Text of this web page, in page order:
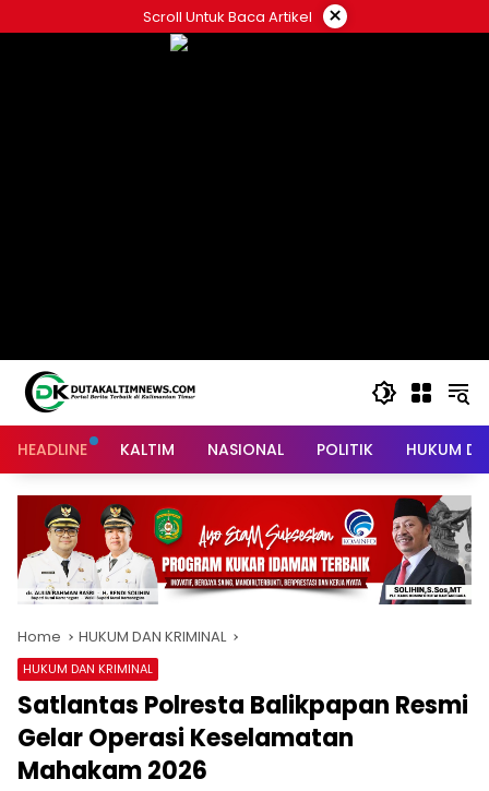
to
Scroll Untuk Baca Artikel ×
HEADLINE KALTIM NASIONAL POLITIK HUKUM
Home HUKUM DAN KRIMINAL
HUKUM DAN KRIMINAL
Satlantas Polresta Balikpapan Resmi
Gelar Operasi Keselamatan
Mahakam 2026